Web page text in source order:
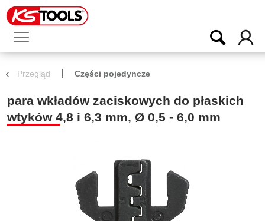
Przegląd Części pojedyncze
para wkładów zaciskowych do płaskich
wtyków 4,8 i 6,3 mm, Ø 0,5 - 6,0 mm